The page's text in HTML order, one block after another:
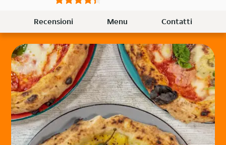
Recensioni Menu Contatti